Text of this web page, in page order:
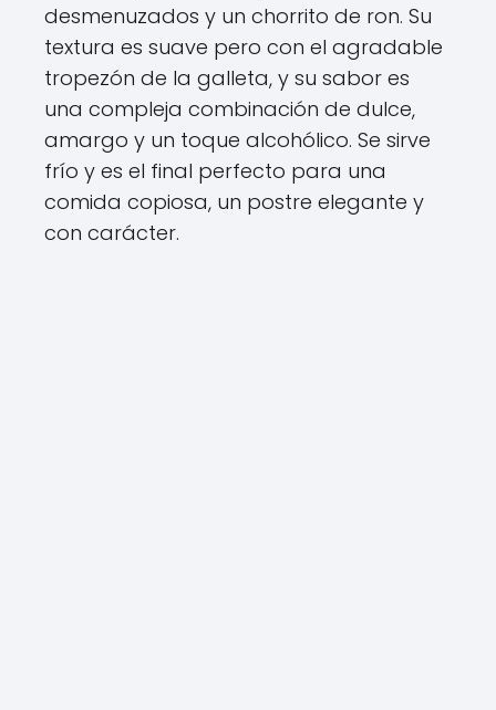
desmenuzados y un chorrito de ron. Su
textura es suave pero con el agradable
tropezón de la galleta, y su sabor es
una compleja combinación de dulce,
amargo y un toque alcohólico. Se sirve
frío y es el final perfecto para una
comida copiosa, un postre elegante y
con carácter.